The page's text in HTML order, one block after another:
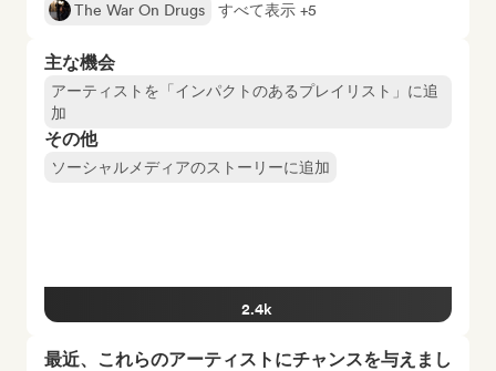
The War On Drugs
すべて表示 +5
主な機会
アーティストを「インパクトのあるプレイリスト」に追
加
その他
ソーシャルメディアのストーリーに追加
2.4k
最近、これらのアーティストにチャンスを与えまし